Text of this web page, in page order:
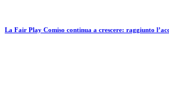
La Fair Play Comiso continua a crescere: raggiunto